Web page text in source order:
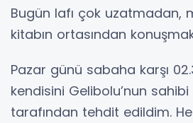
Bugün lafı çok uzatmadan,
kitabın ortasından
Pazar günü sabaha karşı
kendisini Gelibolu’nun
tarafından tehdit edildim.